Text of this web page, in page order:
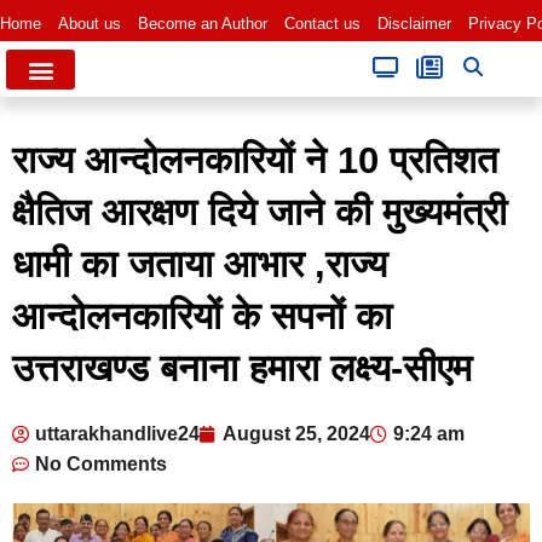
Home About us Become an Author Contact us Disclaimer Privacy
राज्य आन्दोलनकारियों ने 10 प्रतिशत
क्षैतिज आरक्षण दिये जाने की मुख्यमंत्री
धामी का जताया आभार ,राज्य
आन्दोलनकारियों के सपनों का
उत्तराखण्ड बनाना हमारा लक्ष्य-सीएम
uttarakhandlive24 August 25, 2024
9:24 am
No Comments